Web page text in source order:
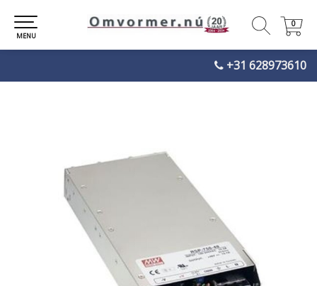
+31 628973610
0
0
MENU